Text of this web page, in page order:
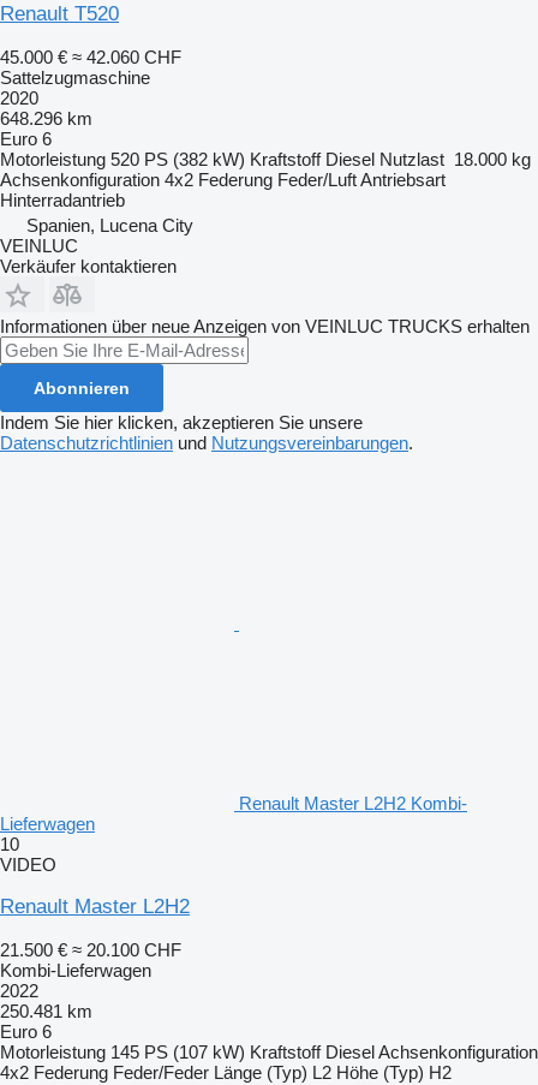
Renault T520
45.000 € ≈ 42.060 CHF
Sattelzugmaschine
2020
648.296 km
Euro 6
Motorleistung 520 PS (382 kW) Kraftstoff Diesel Nutzlast 18.000 kg
Achsenkonfiguration 4x2 Federung Feder/LuftAntriebsart
Hinterradantrieb
Spanien, Lucena City
VEINLUC
Verkäufer kontaktieren
Informationen über neue Anzeigen von VEINLUC TRUCKS erhalten
Abonnieren
Indem Sie hier klicken, akzeptieren Sie unsere
Datenschutzrichtlinien und Nutzungsvereinbarungen.
Renault Master L2H2 Kombi-
Lieferwagen
10
VIDEO
Renault Master L2H2
21.500 € ≈ 20.100 CHF
Kombi-Lieferwagen
2022
250.481 km
Euro 6
Motorleistung 145 PS (107 kW) Kraftstoff DieselAchsenkonfiguration
4x2 Federung Feder/Feder Länge (Typ) L2 Höhe (Typ) H2